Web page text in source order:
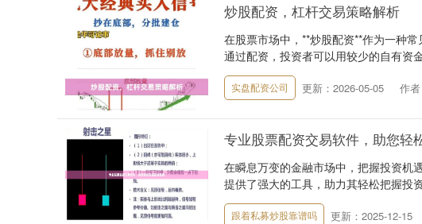
炒股配资，杠杆交易策略解析
在股票市场中，**炒股配资**作为一种
通过配资，投资者可以用较少的自有资
实盘配资公司 更新：2026-05-05 作
专业股票配资交易软件，助您轻
在瞬息万变的金融市场中，把握投资机
提供了强大的工具，助力其轻松把握投
跟着私募炒股靠谱吗 更新：2025-12-15